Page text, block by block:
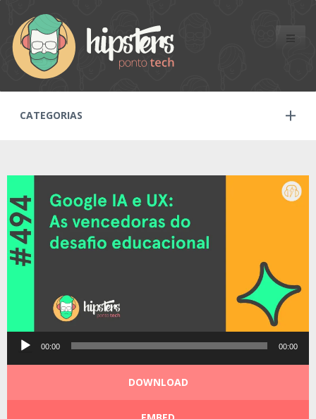
Toggle
CATEGORIAS
Tocador00:00 00:00
DOWNLOAD